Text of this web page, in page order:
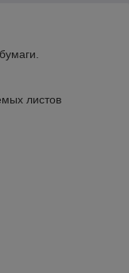
листов